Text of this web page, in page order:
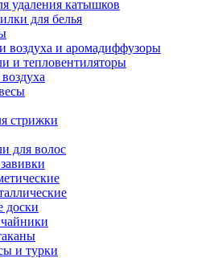
удаления катышков
для белья
воздуха и аромадиффузоры
и тепловентиляторы
стрижки
для волос
доски
и турки